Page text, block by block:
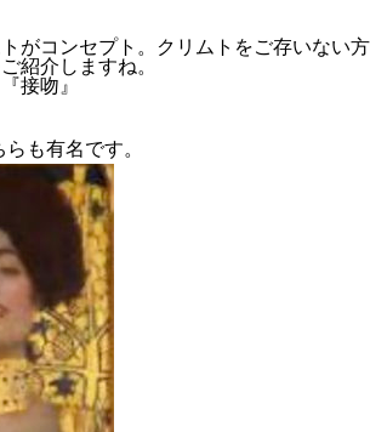
がコンセプト。クリムトをご存いない方
紹介しますね。
接吻』
も有名です。